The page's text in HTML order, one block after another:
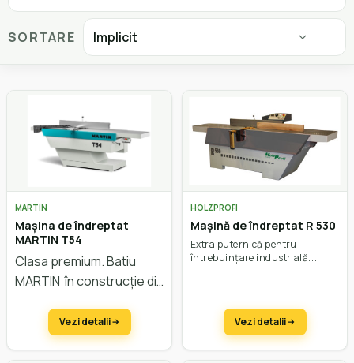
SORTARE
MARTIN
Mașina de îndreptat
MARTIN T54
Clasa premium. Batiu
MARTIN în construcție din
lucru 500 mm.
Vezi detalii
HOLZPROFI
Mașină de îndreptat R 530
Extra puternică pentru
întrebuințare industrială.
Vezi detalii